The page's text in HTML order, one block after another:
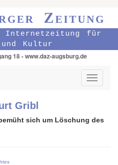
Zeitung
Internetzeitung für
Kultur
18 - www.daz-augsburg.de
Toggle
Gribl
sich um Löschung des